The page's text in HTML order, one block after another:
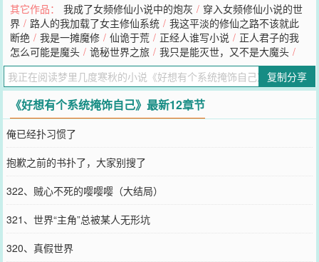
主身上其他系统残留下来的痕迹，我尝试破解痕迹中隐藏的信息。同
年，信息破解完，整理后获得信息如下：快跑！他不是人！我似乎明
白了什么了，但这一刻，我明显感觉到宿主变得和过去不一样了。我
无法遏制且不正常的产生恐惧情绪，我……日记戛然而止。
您要是觉得《好想有个系统掩饰自己》还不错的话请不要忘记向您QQ
群和微博微信里的朋友推荐哦！
其它作品： 我成了女频修仙小说中的炮灰 / 穿入女频修仙小说的世
界 / 路人的我加载了女主修仙系统 / 我这平淡的修仙之路不该就此
断绝 / 我是一摊魔修 / 仙诡于荒 / 正经人谁写小说 / 正人君子的我
怎么可能是魔头 / 诡秘世界之旅 / 我只是能灭世，又不是大魔头 /
复制分享
《好想有个系统掩饰自己》最新12章节
俺已经扑习惯了
抱歉之前的书扑了，大家别搜了
322、贼心不死的嘤嘤嘤（大结局）
321、世界“主角”总被某人无形坑
320、真假世界